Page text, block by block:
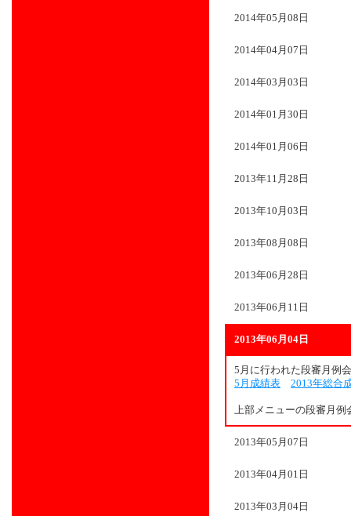
2014年05月08日
2014年04月07日
2014年03月03日
2014年01月30日
2014年01月06日
2013年11月28日
2013年10月03日
2013年08月08日
2013年06月28日
2013年06月11日
2013年06月04日
5月に行われた段審月例
5月成績表
2013年総合
上部メニューの段審月例
2013年05月07日
2013年04月01日
2013年03月04日